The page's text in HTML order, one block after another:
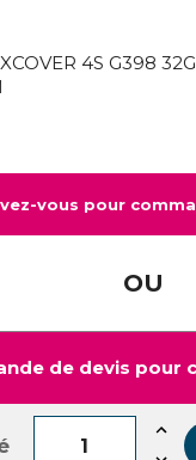
4S G398
vous pour
OU
de devis pour